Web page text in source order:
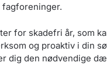
for skadefri år, som
og proaktiv i din
dig den nødvendige